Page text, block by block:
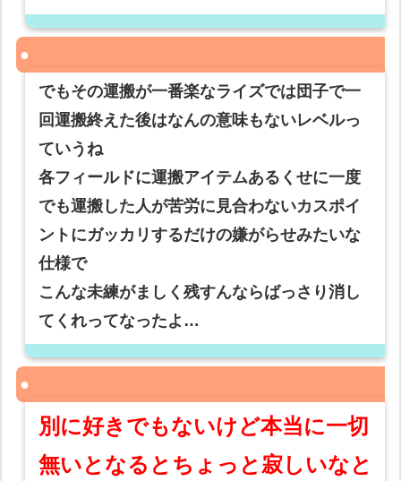
でもその運搬が一番楽なライズでは団子で一
回運搬終えた後はなんの意味もないレベルっ
ていうね
各フィールドに運搬アイテムあるくせに一度
でも運搬した人が苦労に見合わないカスポイ
ントにガッカリするだけの嫌がらせみたいな
仕様で
こんな未練がましく残すんならばっさり消し
てくれってなったよ…
別に好きでもないけど本当に一切
無いとなるとちょっと寂しいなと